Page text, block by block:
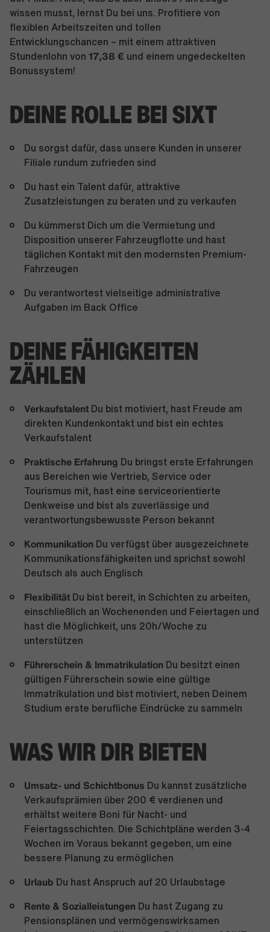
wissen musst, lernst Du bei uns. Profitiere von
flexiblen Arbeitszeiten und tollen
Entwicklungschancen – mit einem attraktiven
Stundenlohn von 17,38 € und einem ungedeckelten
Bonussystem!
DEINE ROLLE BEI SIXT
Du sorgst dafür, dass unsere Kunden in unserer
Filiale rundum zufrieden sind
Du hast ein Talent dafür, attraktive
Zusatzleistungen zu beraten und zu verkaufen
Du kümmerst Dich um die Vermietung und
Disposition unserer Fahrzeugflotte und hast
täglichen Kontakt mit den modernsten Premium-
Fahrzeugen
Du verantwortest vielseitige administrative
Aufgaben im Back Office
DEINE FÄHIGKEITEN
ZÄHLEN
Verkaufstalent Du bist motiviert, hast Freude am
direkten Kundenkontakt und bist ein echtes
Verkaufstalent
Praktische Erfahrung Du bringst erste Erfahrungen
aus Bereichen wie Vertrieb, Service oder
Tourismus mit, hast eine serviceorientierte
Denkweise und bist als zuverlässige und
verantwortungsbewusste Person bekannt
Kommunikation Du verfügst über ausgezeichnete
Kommunikationsfähigkeiten und sprichst sowohl
Deutsch als auch Englisch
Flexibilität Du bist bereit, in Schichten zu arbeiten,
einschließlich an Wochenenden und Feiertagen und
hast die Möglichkeit, uns 20h/Woche zu
unterstützen
Führerschein & Immatrikulation Du besitzt einen
gültigen Führerschein sowie eine gültige
Immatrikulation und bist motiviert, neben Deinem
Studium erste berufliche Eindrücke zu sammeln
WAS WIR DIR BIETEN
Umsatz- und Schichtbonus Du kannst zusätzliche
Verkaufsprämien über 200 € verdienen und
erhältst weitere Boni für Nacht- und
Feiertagsschichten. Die Schichtpläne werden 3-4
Wochen im Voraus bekannt gegeben, um eine
bessere Planung zu ermöglichen
Urlaub Du hast Anspruch auf 20 Urlaubstage
Rente & Sozialleistungen Du hast Zugang zu
Pensionsplänen und vermögenswirksamen